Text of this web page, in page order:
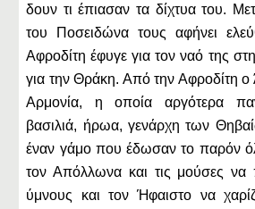
δουν τι έπιασαν τα δίχτυα του.
του Ποσειδώνα τους αφήνει
Αφροδίτη έφυγε για τον ναό της
για την Θράκη. Από την Αφροδίτη ο
Αρμονία, η οποία αργότερα
βασιλιά, ήρωα, γενάρχη των
έναν γάμο που έδωσαν το παρόν
τον Απόλλωνα και τις μούσες να
ύμνους και τον Ήφαιστο να